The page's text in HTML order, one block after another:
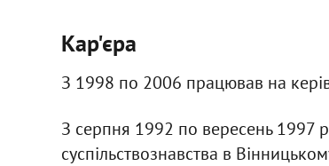
Кар'єра
З 1998 по 2006 працював на
З серпня 1992 по вересень 1997
суспільствознавства в